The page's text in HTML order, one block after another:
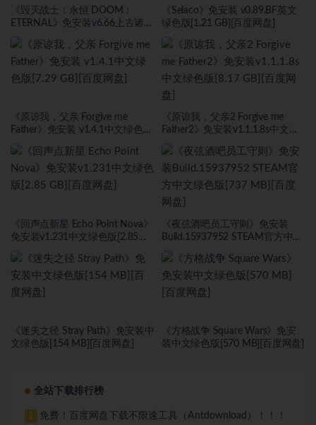
《毁灭战士：永恒 DOOM：
ETERNAL》免安装v6.66上古诸神
《Selaco》免安装 v0.89.BF英文
绿色版[1.21 GB][百度网盘]
《原谅我，父亲 Forgive me
Father》免安装 v1.4.1中文绿色版
《原谅我，父亲2 Forgive me
Father2》免安装v1.1.1.8s中文绿
《回声点新星 Echo Point Nova》
免安装v1.231中文绿色版[2.85
《夜弦酒吧员工守则》免安装
Build.15937952 STEAM官方中文
《迷失之径 Stray Path》免安装中
文绿色版[154 MB][百度网盘]
《方格战争 ⁤Square Wars》免安
装中文绿色版[570 MB][百度网盘]
全站下载排行榜
1 免费！百度网盘下载不限速工具（Antdownload）！！！